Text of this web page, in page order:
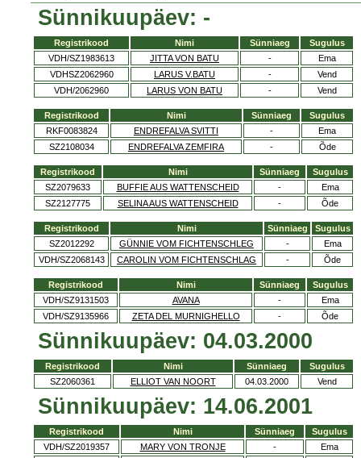
Sünnikuupäev: -
Registrikood Nimi Sünniaeg
Sugulus
VDH/SZ1983613
JITTA VON BATU -
Ema
VDHSZ2062960
LARUS V.BATU -
Vend
VDH/2062960
LARUS VON BATU - Vend
Registrikood Nimi Sünniaeg
Sugulus
RKF0083824
ENDREFALVA SVITTI -
Ema
SZ2108034
ENDREFALVA ZEMFIRA - Õde
Registrikood Nimi Sünniaeg
Sugulus
SZ2079633
BUFFIE AUS WATTENSCHEID -
Ema
SZ2127775
SELINA AUS WATTENSCHEID - Õde
Registrikood Nimi Sünniaeg
Sugulus
SZ2012292
GÜNNIE VOM FICHTENSCHLEG -
Ema
VDH/SZ2068143
CAROLIN VOM FICHTENSCHLAG - Õde
Registrikood Nimi Sünniaeg
Sugulus
VDH/SZ9131503
AVANA -
Ema
VDH/SZ9135966
ZETA DEL MURNIGHELLO - Õde
Sünnikuupäev: 04.03.2000
Registrikood Nimi Sünniaeg
Sugulus
SZ2060361
ELLIOT VAN NOORT 04.03.2000 Vend
Sünnikuupäev: 14.06.2001
Registrikood Nimi Sünniaeg
Sugulus
VDH/SZ2019357
MARY VON TRONJE -
Ema